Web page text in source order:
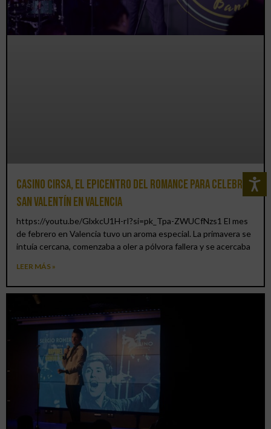
Casino CIRSA, el epicentro del romance para celebrar
San Valentín en Valencia
https://youtu.be/GlxkcU1H-rI?si=pk_Tpa-ZWUCfNzs1 El mes
de febrero en Valencia tuvo un aroma especial. La primavera se
intuía cercana, comenzaba a oler a pólvora fallera y se acercaba
LEER MÁS »